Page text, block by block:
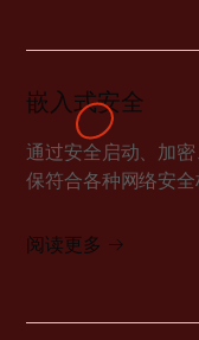
嵌入式安全
通过安全启动、加
保符合各种网络安全
阅读更多